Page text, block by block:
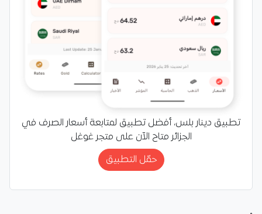
تطبيق دينار بلس، أفضل تطبيق لمتابعة أسعار الصرف في
الجزائر متاح الآن على متجر غوغل
حمّل التطبيق